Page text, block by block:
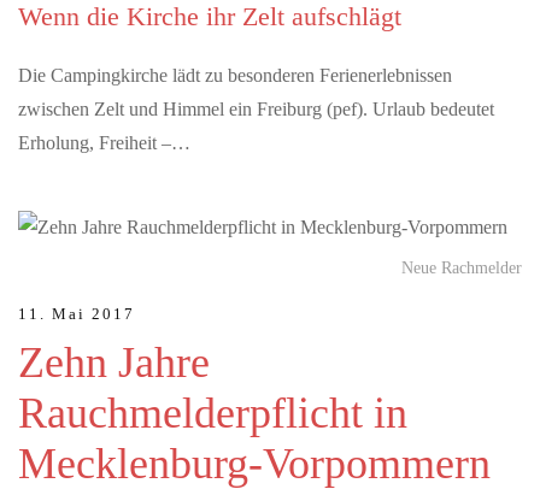
Wenn die Kirche ihr Zelt aufschlägt
Die Campingkirche lädt zu besonderen Ferienerlebnissen
zwischen Zelt und Himmel ein Freiburg (pef). Urlaub bedeutet
Erholung, Freiheit –…
Neue Rachmelder
11. Mai 2017
Zehn Jahre
Rauchmelderpflicht in
Mecklenburg-Vorpommern